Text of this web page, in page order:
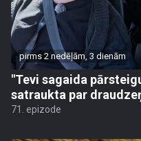
pirms 2 nedēļām, 3 dienām
"Tevi sagaida
satraukta par
71. epizode